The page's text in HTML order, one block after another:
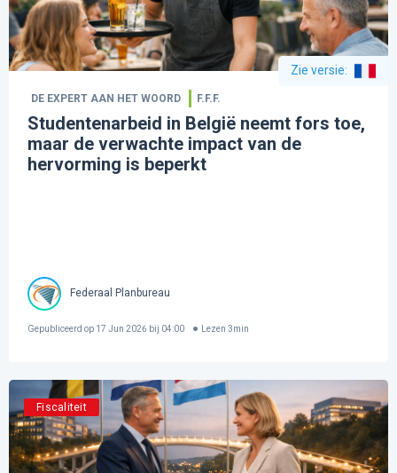
Zie versie:
DE EXPERT AAN HET WOORD F.F.F.
Studentenarbeid in België neemt fors toe,
maar de verwachte impact van de
hervorming is beperkt
Federaal Planbureau
Gepubliceerd op 17 Jun 2026 bij 04:00 Lezen 3min
Fiscaliteit